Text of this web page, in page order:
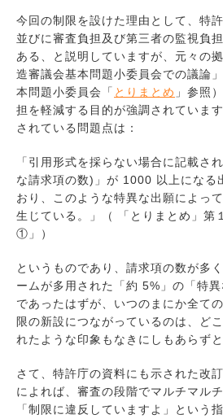
今回の制限を設けた理由として、特
並びに審査負担及び第三者の監視負
ある、と説明していますが、元々の
造審議会基本問題小委員会での議論
本問題小委員会「 とりまとめ 」参照
担を軽減する目的が強調されていま
されている問題点は：
「引用形式を採らない場合に記載さ
な請求項の数)」が 1000 以上になる
おり、このような特異な出願によっ
生じている。」（ 「とりまとめ」第
①」）
というものであり、請求項の数が多
ームが多用された「約 5%」の「特
であったはずが、いつのまにか全て
限の新設につながっているのは、ど
れたような印象もなきにしもあらず
さて、特許庁の資料にも示された改
によれば、審査の段階でマルチマル
「制限に違反していますよ」という